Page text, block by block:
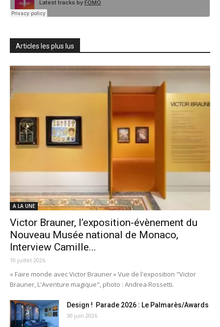
Articles les plus lus
A LA UNE
Victor Brauner, l’exposition-évènement du
Nouveau Musée national de Monaco,
Interview Camille...
10 juillet 2026
« Faire monde avec Victor Brauner » Vue de l'exposition "Victor
Brauner, L'Aventure magique", photo : Andrea Rossetti.
Design ! Parade 2026 : Le Palmarès/Awards
30 juin 2026